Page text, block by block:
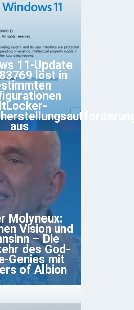
11-Update
löst in
aus
Molyneux:
Vision und
– Die
des God-
Genies mit
of Albion